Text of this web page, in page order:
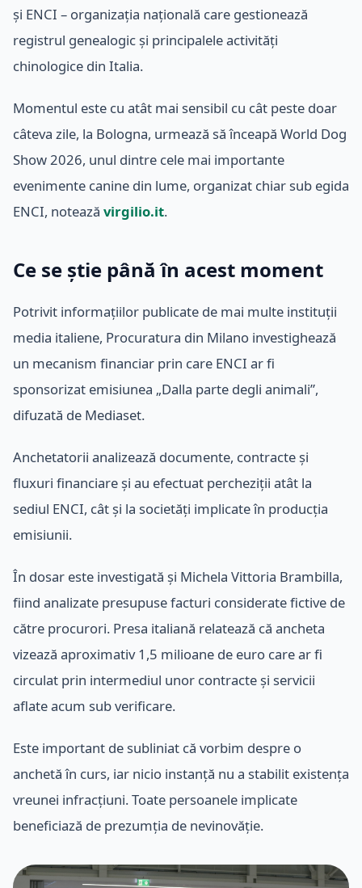
și ENCI – organizația națională care gestionează
registrul genealogic și principalele activități
chinologice din Italia.
Momentul este cu atât mai sensibil cu cât peste doar
câteva zile, la Bologna, urmează să înceapă World Dog
Show 2026, unul dintre cele mai importante
evenimente canine din lume, organizat chiar sub egida
ENCI, notează virgilio.it.
Ce se știe până în acest moment
Potrivit informațiilor publicate de mai multe instituții
media italiene, Procuratura din Milano investighează
un mecanism financiar prin care ENCI ar fi
sponsorizat emisiunea „Dalla parte degli animali”,
difuzată de Mediaset.
Anchetatorii analizează documente, contracte și
fluxuri financiare și au efectuat percheziții atât la
sediul ENCI, cât și la societăți implicate în producția
emisiunii.
În dosar este investigată și Michela Vittoria Brambilla,
fiind analizate presupuse facturi considerate fictive de
către procurori. Presa italiană relatează că ancheta
vizează aproximativ 1,5 milioane de euro care ar fi
circulat prin intermediul unor contracte și servicii
aflate acum sub verificare.
Este important de subliniat că vorbim despre o
anchetă în curs, iar nicio instanță nu a stabilit existența
vreunei infracțiuni. Toate persoanele implicate
beneficiază de prezumția de nevinovăție.